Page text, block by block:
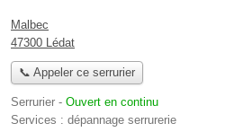
Malbec
47300 Lédat
📞 Appeler ce serrurier
Serrurier - Ouvert en continu
Services : dépannage serrurerie